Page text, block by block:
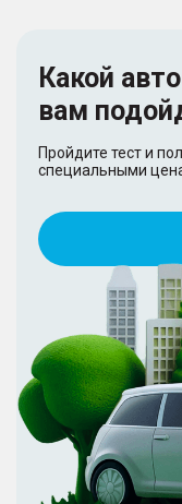
Какой
вам
Пройдите тест и
специальными